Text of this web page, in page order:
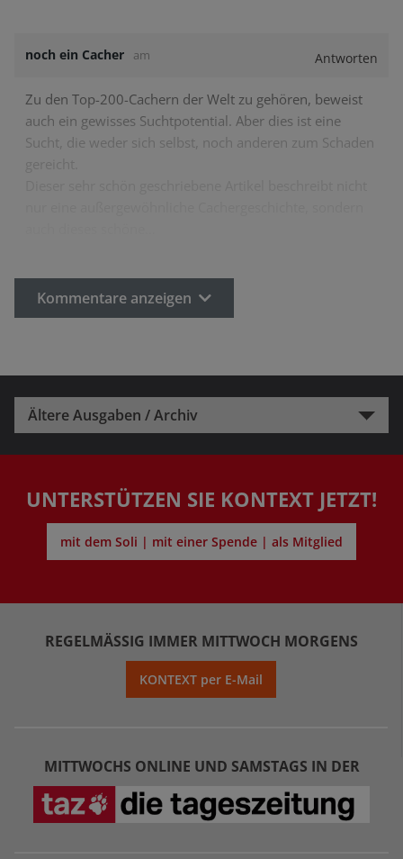
noch ein Cacher am Antworten
Zu den Top-200-Cachern der Welt zu gehören, beweist
auch ein gewisses Suchtpotential. Aber dies ist eine
Sucht, die weder sich selbst, noch anderen zum Schaden
Kommentare anzeigen
Ältere Ausgaben / Archiv
UNTERSTÜTZEN SIE KONTEXT JETZT!
mit dem Soli | mit einer Spende | als Mitglied
REGELMÄSSIG IMMER MITTWOCH MORGENS
KONTEXT per E-Mail
MITTWOCHS ONLINE UND SAMSTAGS IN DER